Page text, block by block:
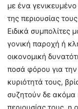
με ένα
της περιουσίας
Ειδικά συμπολίτες
γονική παροχή ή
οικονομική
ποσά φόρου για την
κυριότητά τους,
συζητούν δε ακόμα